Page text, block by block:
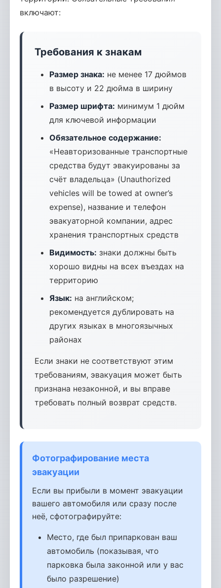
включают:
Требования к знакам
Размер знака: не менее 17 дюймов
в высоту и 22 дюйма в ширину
Размер шрифта: минимум 1 дюйм
для ключевой информации
Обязательное содержание:
«Неавторизованные транспортные
средства будут эвакуированы за
счёт владельца» (Unauthorized
vehicles will be towed at owner’s
expense), название и телефон
эвакуаторной компании, адрес
хранения транспортных средств
Видимость: знаки должны быть
хорошо видны на всех въездах на
территорию
Язык: на английском;
рекомендуется дублировать на
других языках в многоязычных
районах
Если знаки не соответствуют этим
требованиям, эвакуация может быть
признана незаконной, и вы вправе
требовать полный возврат средств.
Фотографирование места
эвакуации
Если вы прибыли в момент эвакуации
вашего автомобиля или сразу после
неё, сфотографируйте:
Место, где был припаркован ваш
автомобиль (показывая, что
парковка была законной или у вас
было разрешение)